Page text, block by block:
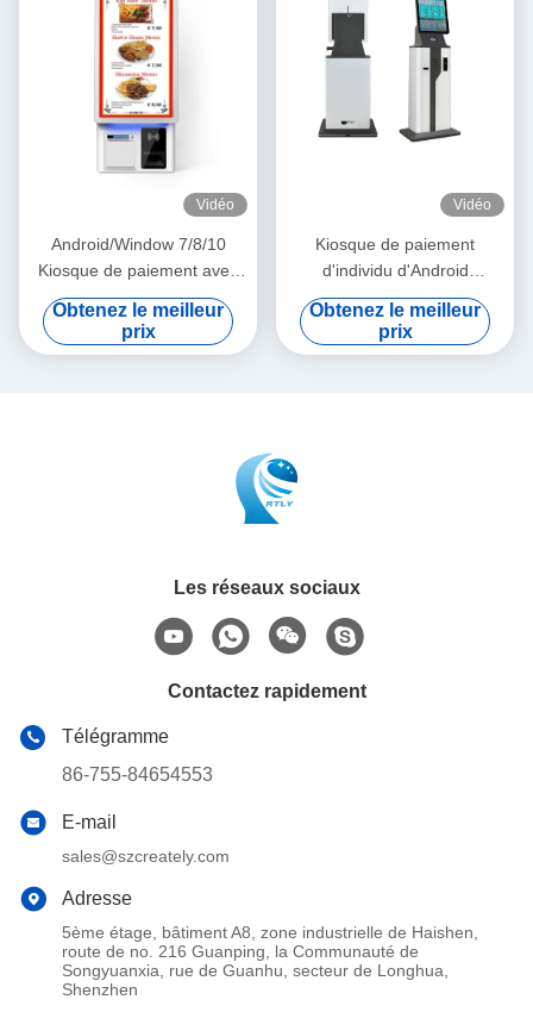
Vidéo
Android/Window 7/8/10
Kiosque de paiement avec
interface conviviale pour un
paiement facile
Obtenez le meilleur
prix
Vidéo
Kiosque de paiement
d'individu d'Android
annonçant l'information
interactive de support de
terminal d'affichage
Obtenez le meilleur
prix
Les réseaux sociaux
Contactez rapidement
Télégramme
86-755-84654553
E-mail
sales@szcreately.com
Adresse
5ème étage, bâtiment A8, zone industrielle de Haishen,
route de no. 216 Guanping, la Communauté de
Songyuanxia, rue de Guanhu, secteur de Longhua,
Shenzhen